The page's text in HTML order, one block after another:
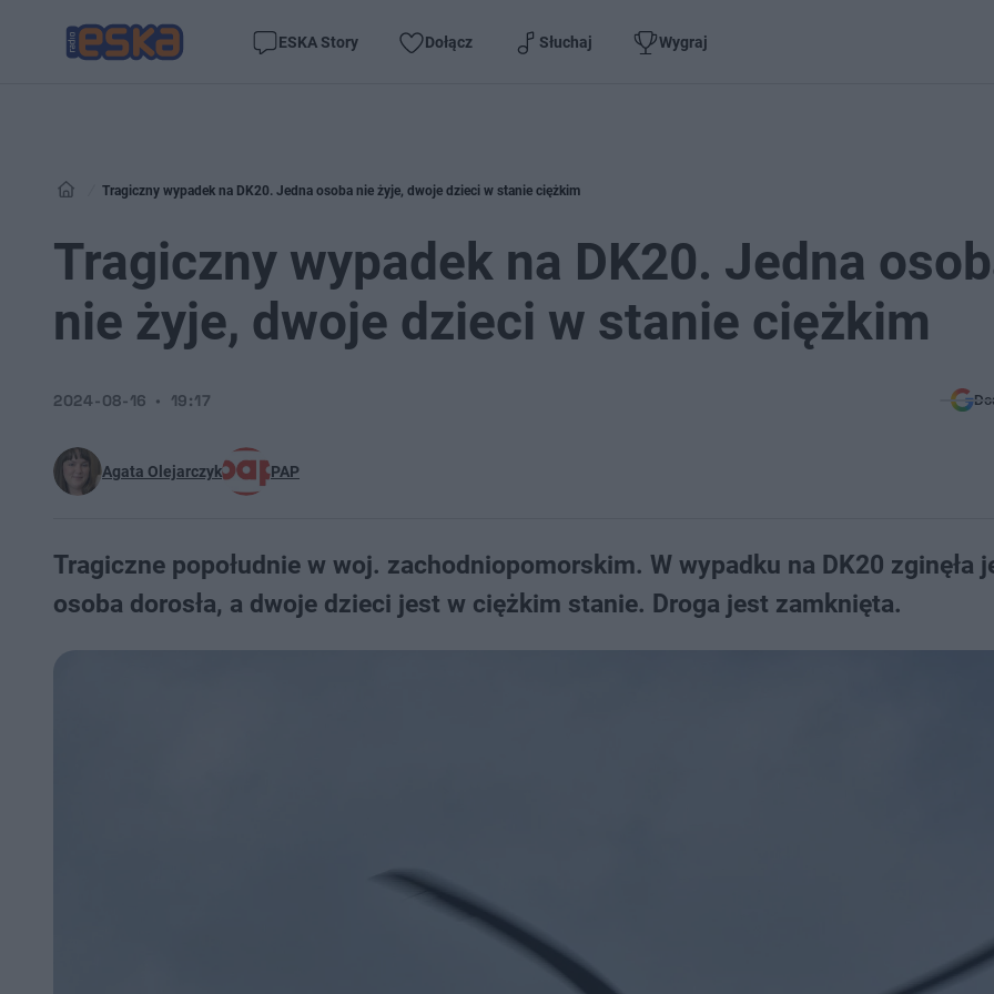
ESKA Story Dołącz Słuchaj Wygraj
Tragiczny wypadek na DK20. Jedna osoba nie żyje, dwoje dzieci w stanie ciężkim
Tragiczny wypadek na DK20. Jedna
nie żyje, dwoje dzieci w stanie ciężkim
Agata Olejarczyk PAP
2024-08-16 19:17
Tragiczne popołudnie w woj. zachodniopomorskim. W wypadku na DK20 zginęła
osoba dorosła, a dwoje dzieci jest w ciężkim stanie. Droga jest zamknięta.